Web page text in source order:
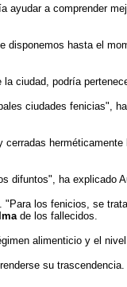
a comprender
disponemos hasta el
ciudad, podría
ciudades fenicias",
difuntos", ha explicado
los fenicios, se
de los fallecidos.
alimenticio y el
su